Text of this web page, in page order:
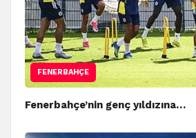
FENERBAHÇE
Fenerbahçe’nin genç yıldızına…